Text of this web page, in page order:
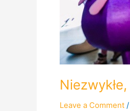
Leave a Comment /